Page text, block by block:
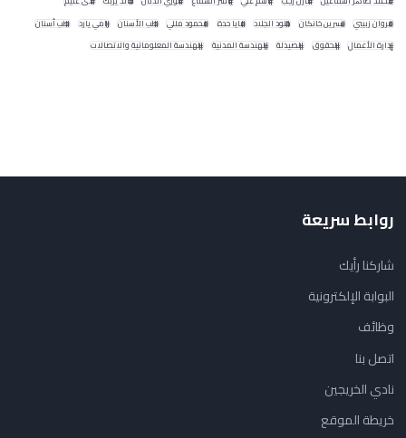
مروان زبيبي نسرين خانكان خلود الجلاد مايا حدة محمود مللي طب الأسنان رامي يارد طب أسنان
إدارة الأعمال الحقوق الصيدلة الهندسة المدنية الهندسة المعلوماتية والاتصالات
روابط سريعة
شاركنا رأيك
البوابة الإلكترونية
وظائف
اتصل بنا
نادي الخريجين
خريطة الموقع